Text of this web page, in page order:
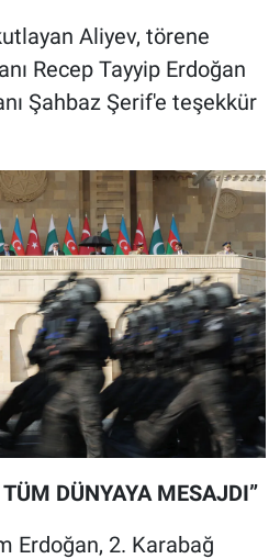
Aliyev, törene
Recep Tayyip Erdoğan
Şahbaz Şerif'e teşekkür
DÜNYAYA MESAJDI”
Erdoğan, 2. Karabağ